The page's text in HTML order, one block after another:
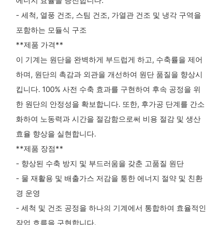
- 세척, 열풍 건조, 스팀 건조, 가열관 건조 및 냉각 구역을
포함하는 모듈식 구조
**제품 가격**
이 기계는 원단을 완벽하게 부드럽게 하고, 수축률을 제어
하며, 원단의 촉감과 외관을 개선하여 원단 품질을 향상시
킵니다. 100% 사전 수축 ​​효과를 구현하여 후속 공정을 위
한 원단의 안정성을 확보합니다. 또한, 후가공 단계를 간소
화하여 노동력과 시간을 절감함으로써 비용 절감 및 생산
효율 향상을 실현합니다.
**제품 장점**
- 향상된 수축 방지 및 부드러움을 갖춘 고품질 원단
- 물 재활용 및 배출가스 저감을 통한 에너지 절약 및 친환
경 운영
- 세척 및 건조 공정을 하나의 기계에서 통합하여 효율적인
작업 흐름을 구현합니다.